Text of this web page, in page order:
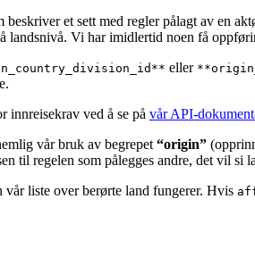
et sett med regler pålagt av en
landsnivå. Vi har imidlertid noen få
eller
innreisekrav ved å se på vår API-
vår bruk av begrepet “origin”
til regelen som pålegges andre, det vil si
liste over berørte land fungerer. Hvis